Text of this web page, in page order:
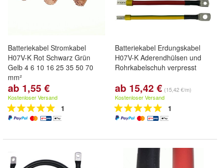
Batteriekabel Stromkabel
H07V-K Rot Schwarz Grün
Gelb 4 6 10 16 25 35 50 70
mm²
ab 1,55 €
Kostenloser Versand
1
Batteriekabel Erdungskabel
H07V-K Aderendhülsen und
Rohrkabelschuh verpresst
ab 15,42 € (15,42 €/m)
Kostenloser Versand
1